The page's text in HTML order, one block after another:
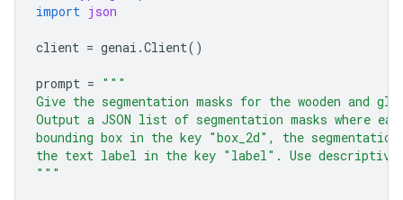
import json
client = genai .Client()
prompt = """
Give the segmentation masks for the wooden and
Output a JSON list of segmentation masks where
bounding box in the key "box_2d", the
the text label in the key "label". Use
"""